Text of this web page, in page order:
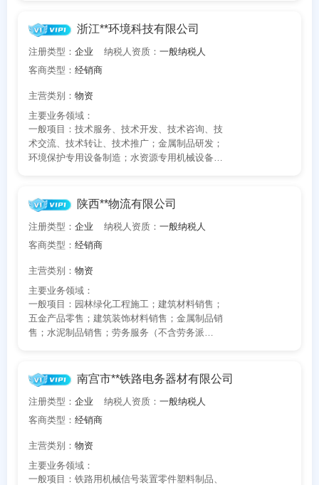
浙江**环境科技有限公司
注册类型： 企业 纳税人资质： 一般纳税人
客商类型： 经销商
主营类别： 物资
主要业务领域：
一般项目：技术服务、技术开发、技术咨询、技
术交流、技术转让、技术推广；金属制品研发；
环境保护专用设备制造；水资源专用机械设备制
及纯净设备制造；气体、液体分离及纯净设备销
售；橡胶制品制造；橡胶制品销售；金属制品销
售；金属丝绳及其制品制造；金属丝绳及其制品
销售；专用化学产品制造（不含危险化学品）；
询服务(除依法须经批准的项目外，凭营业执照依
法自主开展经营活动)。许可项目：货物进出口；
技术进出口(依法须经批准的项目，经相关部门批
准后方可开展经营活动，具体经营项目以审批结
果为准)。
陕西**物流有限公司
注册类型： 企业 纳税人资质： 一般纳税人
客商类型： 经销商
主营类别： 物资
主要业务领域：
一般项目：园林绿化工程施工；建筑材料销售；
五金产品零售；建筑装饰材料销售；金属制品销
售；水泥制品销售；劳务服务（不含劳务派
品智能物流装备销售；信息咨询服务（不含许可
类信息咨询服务）；普通货物仓储服务（不含危
险化学品等需许可审批的项目）(除依法须经批准
的项目外，凭营业执照依法自主开展经营活动)。
须经批准的项目，经相关部门批准后方可开展经
营活动，具体经营项目以审批结果为准)。
南宫市**铁路电务器材有限公司
注册类型： 企业 纳税人资质： 一般纳税人
客商类型： 经销商
主营类别： 物资
主要业务领域：
一般项目：铁路用机械信号装置零件塑料制品、
请选择省市
经办人
联系方式